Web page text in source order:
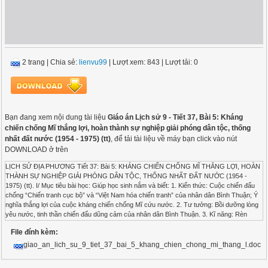
2 trang |Chia sẻ: lienvu99 | Lượt xem: 843 | Lượt tải: 0
Bạn đang xem nội dung tài liệuGiáo án Lịch sử 9 - Tiết 37, Bài 5: Kháng
chiến chống Mĩ thắng lợi, hoàn thành sự nghiệp giải phóng dân tộc, thống
nhất đất nước (1954 - 1975) (tt), để tải tài liệu về máy bạn click vào nút
DOWNLOAD ở trên
LỊCH SỬ ĐỊA PHƯƠNG Tiết 37: Bài 5: KHÁNG CHIẾN CHỐNG MĨ THẮNG LỢI, HOÀN
THÀNH SỰ NGHIỆP GIẢI PHÓNG DÂN TỘC, THỐNG NHẤT ĐẤT NƯỚC (1954 -
1975) (tt). I/ Mục tiêu bài học: Giúp học sinh nắm và biết: 1. Kiến thức: Cuộc chiến đấu
chống “Chiến tranh cục bộ” và “Việt Nam hóa chiến tranh” của nhân dân Bình Thuận; Ý
nghĩa thắng lợi của cuộc kháng chiến chống Mĩ cứu nước. 2. Tư tưởng: Bồi dưỡng lòng
yêu nước, tinh thần chiến đấu dũng cảm của nhân dân Bình Thuận. 3. Kĩ năng: Rèn
quan, lược đồ tr.36/Sách Lịch sử Địa phương. - H: Kiến thức lịch sử Việt Nam liên quan.
III/ Tiến trình dạy và học: 1. Tiến trình dạy và học: Giới thiệu bài: (1 phút) G: Nhắc lại
những kiến thức đã học ở chương trình lớp 8. Bài mới: III. CUỘC CHIẾN ĐẤU CHỐNG
“CHIẾN TRANH CỤC BỘ” (1965 - 1968): Hoạt động 1: 1. Chống các cuộc càn quét lớn
File đính kèm:
giao_an_lich_su_9_tiet_37_bai_5_khang_chien_chong_mi_thang_l.doc